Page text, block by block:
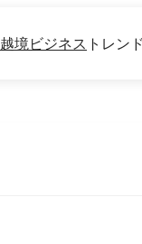
越境ビジネス トレン